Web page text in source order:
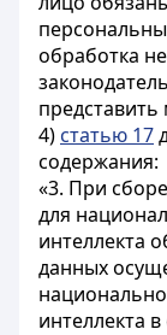
обработка
4) статью 17
содержания:
«3. При
для
интеллекта
данных
интеллекта